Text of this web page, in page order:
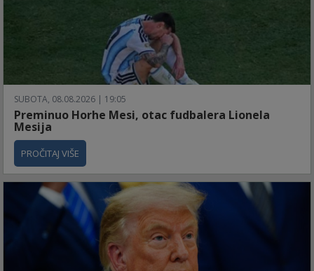
SUBOTA, 08.08.2026 | 19:05
Preminuo Horhe Mesi, otac fudbalera Lionela
Mesija
PROČITAJ VIŠE